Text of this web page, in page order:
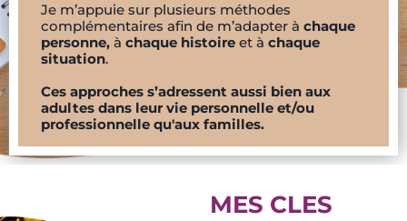
Je m’appuie sur plusieurs méthodes
complémentaires afin de m’adapter à chaque
personne, à chaque histoire et à chaque
situation.
Ces approches s’adressent aussi bien aux
adultes dans leur vie personnelle et/ou
professionnelle qu'aux familles.
MES CLES